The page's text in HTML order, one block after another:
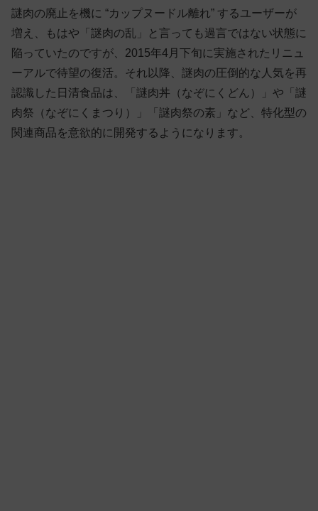
謎肉の廃止を機に “カップヌードル離れ” するユーザーが
増え、もはや「謎肉の乱」と言っても過言ではない状態に
陥っていたのですが、2015年4月下旬に実施されたリニュ
ーアルで待望の復活。それ以降、謎肉の圧倒的な人気を再
認識した日清食品は、「謎肉丼（なぞにくどん）」や「謎
肉祭（なぞにくまつり）」「謎肉祭の素」など、特化型の
関連商品を意欲的に開発するようになります。